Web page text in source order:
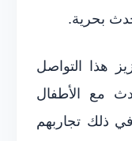
بحرية.
هذا التواصل
مع الأطفال
ذلك تجاربهم